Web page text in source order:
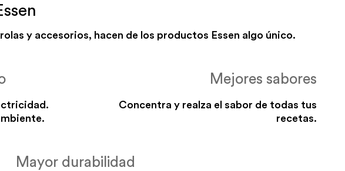
y accesorios, hacen de los productos Essen algo único.
Mejores sabores
Concentra y realza el sabor de todas tus
recetas.
Mayor durabilidad